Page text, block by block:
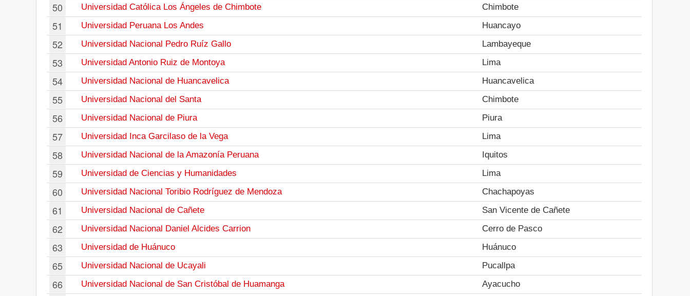
50 Universidad Católica Los Ángeles de Chimbote Chimbote
51 Universidad Peruana Los Andes Huancayo
52 Universidad Nacional Pedro Ruíz Gallo Lambayeque
53 Universidad Antonio Ruiz de Montoya Lima
54 Universidad Nacional de Huancavelica Huancavelica
55 Universidad Nacional del Santa Chimbote
56 Universidad Nacional de Piura Piura
57 Universidad Inca Garcilaso de la Vega Lima
58 Universidad Nacional de la Amazonía Peruana Iquitos
59 Universidad de Ciencias y Humanidades Lima
60 Universidad Nacional Toribio Rodríguez de Mendoza Chachapoyas
61 Universidad Nacional de Cañete San Vicente de Cañete
62 Universidad Nacional Daniel Alcides Carrion Cerro de Pasco
63 Universidad de Huánuco Huánuco
65 Universidad Nacional de Ucayali Pucallpa
66 Universidad Nacional de San Cristóbal de Huamanga Ayacucho